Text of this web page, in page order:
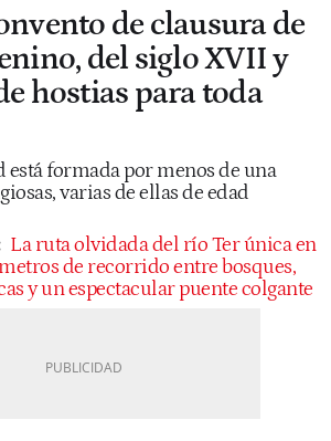
de clausura de
del siglo XVII y
hostias para toda
formada por menos de una
varias de ellas de edad
La ruta olvidada del río Ter única en
de recorrido entre bosques,
y un espectacular puente colgante